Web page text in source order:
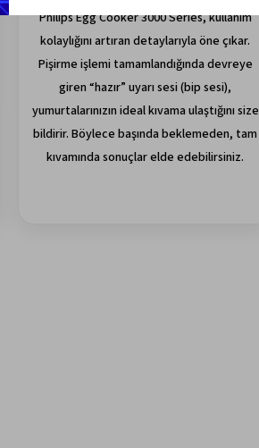
Philips Egg Cooker 3000 Series, kullanım
kolaylığını artıran detaylarıyla öne çıkar.
Pişirme işlemi tamamlandığında devreye
giren “hazır” uyarı sesi (bip sesi),
yumurtalarınızın ideal kıvama ulaştığını size
bildirir. Böylece başında beklemeden, tam
kıvamında sonuçlar elde edebilirsiniz.